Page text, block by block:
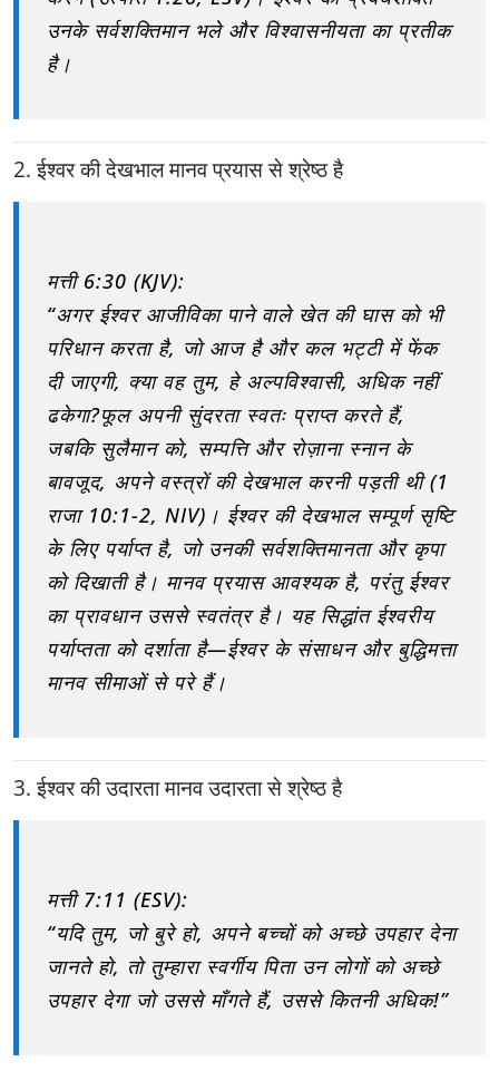
उनके सर्वशक्तिमान भले और विश्वासनीयताका प्रतीक
है।
2. ईश्वर की देखभाल मानव प्रयास से श्रेष्ठ है
मत्ती 6:30 (KJV):
“अगर ईश्वर आजीविका पाने वाले खेत की घास को भी
परिधान करता है, जो आज है और कल भट्टी में फेंक
दी जाएगी, क्या वह तुम, हे अल्पविश्वासी, अधिक नहीं
ढकेगा?फूल अपनी सुंदरता स्वतः प्राप्त करते हैं,
जबकि सुलैमान को, सम्पत्ति और रोज़ाना स्नान के
बावजूद, अपने वस्त्रों की देखभाल करनी पड़ती थी (1
राजा 10:1-2, NIV)। ईश्वर की देखभाल सम्पूर्ण सृष्टि
के लिए पर्याप्त है, जो उनकी सर्वशक्तिमानता और कृपा
को दिखाती है। मानव प्रयास आवश्यक है, परंतु ईश्वर
का प्रावधान उससे स्वतंत्र है। यह सिद्धांत ईश्वरीय
पर्याप्तताको दर्शाता है—ईश्वर के संसाधन और बुद्धिमत्ता
मानव सीमाओं से परे हैं।
3. ईश्वर की उदारता मानव उदारता से श्रेष्ठ है
मत्ती 7:11 (ESV):
“यदि तुम, जो बुरे हो, अपने बच्चों को अच्छे उपहार देना
जानते हो, तो तुम्हारा स्वर्गीय पिता उन लोगों को अच्छे
उपहार देगा जो उससे माँगते हैं, उससे कितनी अधिक!”